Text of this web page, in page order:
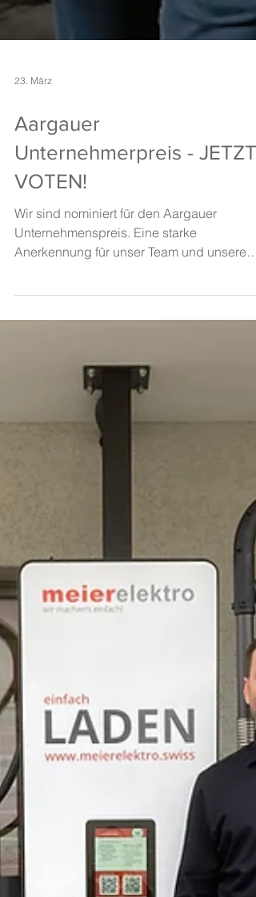
23. März
Aargauer
Unternehmerpreis - JETZT
VOTEN!
Wir sind nominiert für den Aargauer
Anerkennung für unser Team und unsere
akb/veranstaltungen/aargauer-
unternehmenspreis/voting